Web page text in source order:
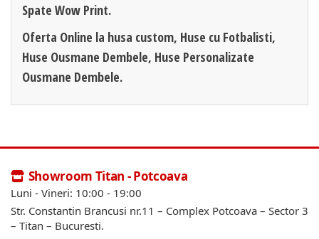
Spate Wow Print.
Oferta Online la husa custom, Huse cu Fotbalisti,
Huse Ousmane Dembele, Huse Personalizate
Ousmane Dembele.
Showroom Titan - Potcoava
Luni - Vineri: 10:00 - 19:00
Str. Constantin Brancusi nr.11 – Complex Potcoava – Sector 3
– Titan – Bucuresti.